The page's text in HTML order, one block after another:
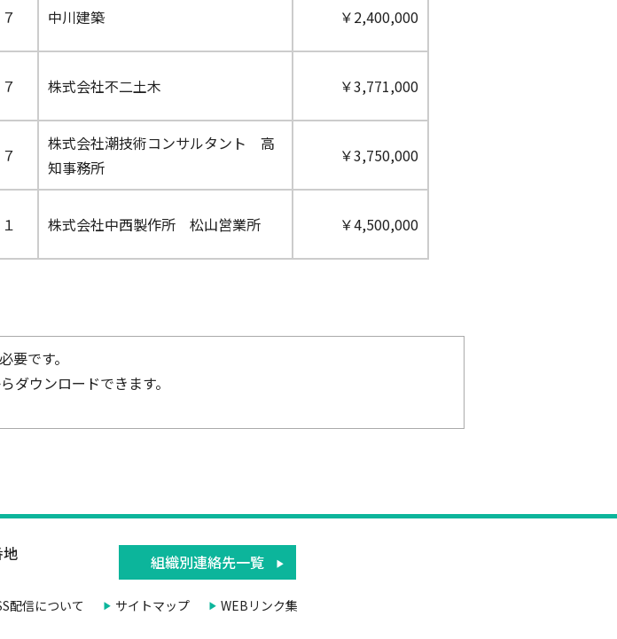
７ 中川建築 ￥2,400,000
７ 株式会社不二土木 ￥3,771,000
７
株式会社潮技術コンサルタント 高
知事務所
￥3,750,000
１ 株式会社中西製作所 松山営業所 ￥4,500,000
要です。
ダウンロードできます。
組織別連絡先一覧
配信について サイトマップ WEBリンク集